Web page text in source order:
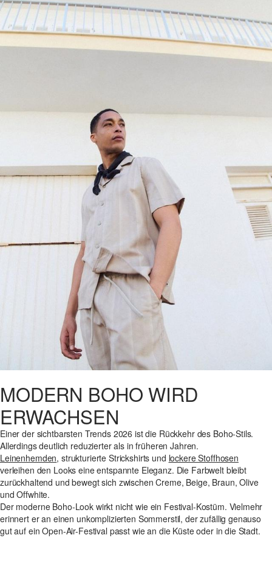
MODERN BOHO WIRD
ERWACHSEN
Einer der sichtbarsten Trends 2026 ist die Rückkehr des Boho-Stils.
Allerdings deutlich reduzierter als in früheren Jahren.
Leinenhemden, strukturierte Strickshirts und lockere Stoffhosen
verleihen den Looks eine entspannte Eleganz. Die Farbwelt bleibt
zurückhaltend und bewegt sich zwischen Creme, Beige, Braun, Olive
und Offwhite.
Der moderne Boho-Look wirkt nicht wie ein Festival-Kostüm. Vielmehr
erinnert er an einen unkomplizierten Sommerstil, der zufällig genauso
gut auf ein Open-Air-Festival passt wie an die Küste oder in die Stadt.